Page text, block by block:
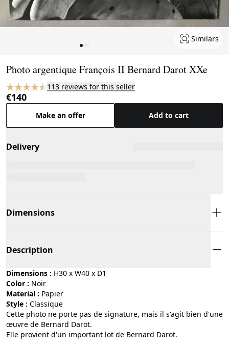
Similars
Photo argentique François II Bernard Darot XXe
113 reviews for this seller
€140
Make an offer Add to cart
Delivery
Dimensions
Description
Dimensions : H30 x W40 x D1
Color :
noir
Material :
papier
Style :
classique
Cette photo ne porte pas de signature, mais il s'agit bien d'une
œuvre de Bernard Darot.
Elle provient d'un important lot de Bernard Darot.